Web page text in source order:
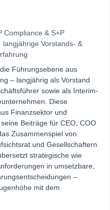
Compliance & S+P
langjährige Vorstands- &
Führungsebene aus
– langjährig als Vorstand
sowie als Interim-
Diese
Finanzsektor und
Beiträge für CEO, COO
Zusammenspiel von
und Gesellschaftern
strategische wie
in umsetzbare,
–
mit dem